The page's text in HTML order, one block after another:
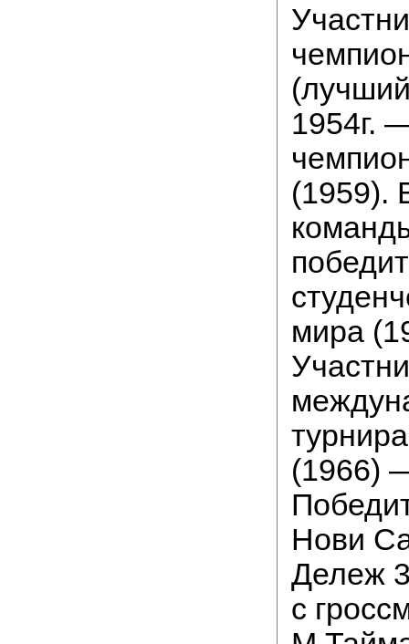
1954г.
(1959).
мира
(1966)
Нови
Дележ
с